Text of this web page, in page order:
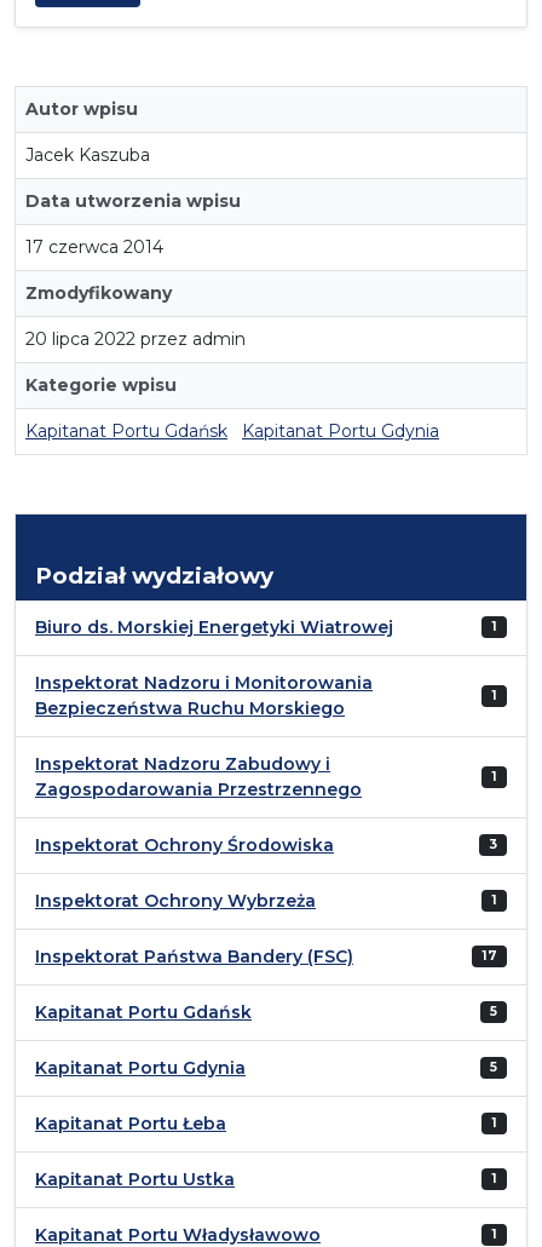
Autor wpisu
Jacek Kaszuba
Data utworzenia wpisu
17 czerwca 2014
Zmodyfikowany
20 lipca 2022 przez admin
Kategorie wpisu
Kapitanat Portu Gdańsk Kapitanat Portu Gdynia
Podział wydziałowy
Biuro ds. Morskiej Energetyki Wiatrowej 1
Inspektorat Nadzoru i Monitorowania
Bezpieczeństwa Ruchu Morskiego
1
Inspektorat Nadzoru Zabudowy i
Zagospodarowania Przestrzennego
1
Inspektorat Ochrony Środowiska 3
Inspektorat Ochrony Wybrzeża 1
Inspektorat Państwa Bandery (FSC) 17
Kapitanat Portu Gdańsk 5
Kapitanat Portu Gdynia 5
Kapitanat Portu Łeba 1
Kapitanat Portu Ustka 1
Kapitanat Portu Władysławowo 1